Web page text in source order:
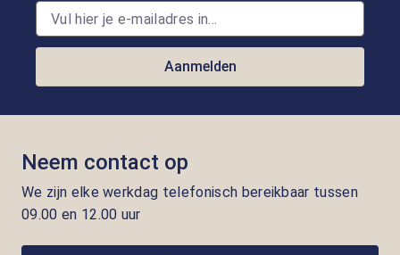
Aanmelden
Neem contact op
We zijn elke werkdag telefonisch bereikbaar tussen
09.00 en 12.00 uur